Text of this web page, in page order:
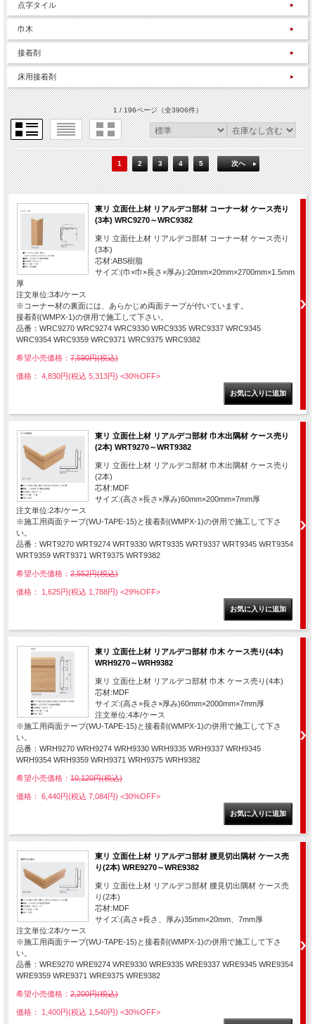
点字タイル
巾木
接着剤
床用接着剤
1 / 196ページ（全3906件）
1 2 3 4 5 次へ
東リ 立面仕上材 リアルデコ部材 コーナー材 ケース売り
(3本) WRC9270～WRC9382
東リ 立面仕上材 リアルデコ部材 コーナー材 ケース売り
(3本)
芯材:ABS樹脂
サイズ:(巾×巾×長さ×厚み):20mm×20mm×2700mm×1.5mm
厚
注文単位:3本/ケース
※コーナー材の裏面には、あらかじめ両面テープが付いています。
接着剤(WMPX-1)の併用で施工して下さい。
品番：WRC9270 WRC9274 WRC9330 WRC9335 WRC9337 WRC9345
WRC9354 WRC9359 WRC9371 WRC9375 WRC9382
希望小売価格： 7,590円(税込)
価格： 4,830円(税込 5,313円) <30%OFF>
東リ 立面仕上材 リアルデコ部材 巾木出隅材 ケース売り
(2本) WRT9270～WRT9382
東リ 立面仕上材 リアルデコ部材 巾木出隅材 ケース売り
(2本)
芯材:MDF
サイズ:(高さ×長さ×厚み)60mm×200mm×7mm厚
注文単位:2本/ケース
※施工用両面テープ(WU-TAPE-15)と接着剤(WMPX-1)の併用で施工して下さ
い。
品番：WRT9270 WRT9274 WRT9330 WRT9335 WRT9337 WRT9345 WRT9354
WRT9359 WRT9371 WRT9375 WRT9382
希望小売価格： 2,552円(税込)
価格： 1,625円(税込 1,788円) <29%OFF>
東リ 立面仕上材 リアルデコ部材 巾木 ケース売り(4本)
WRH9270～WRH9382
東リ 立面仕上材 リアルデコ部材 巾木 ケース売り(4本)
芯材:MDF
サイズ:(高さ×長さ×厚み)60mm×2000mm×7mm厚
注文単位:4本/ケース
※施工用両面テープ(WU-TAPE-15)と接着剤(WMPX-1)の併用で施工して下さ
い。
品番：WRH9270 WRH9274 WRH9330 WRH9335 WRH9337 WRH9345
WRH9354 WRH9359 WRH9371 WRH9375 WRH9382
希望小売価格： 10,120円(税込)
価格： 6,440円(税込 7,084円) <30%OFF>
東リ 立面仕上材 リアルデコ部材 腰見切出隅材 ケース売
り(2本) WRE9270～WRE9382
東リ 立面仕上材 リアルデコ部材 腰見切出隅材 ケース売
り(2本)
芯材:MDF
サイズ:(高さ×長さ、厚み)35mm×20mm、7mm厚
注文単位:2本/ケース
※施工用両面テープ(WU-TAPE-15)と接着剤(WMPX-1)の併用で施工して下さ
い。
品番：WRE9270 WRE9274 WRE9330 WRE9335 WRE9337 WRE9345 WRE9354
WRE9359 WRE9371 WRE9375 WRE9382
希望小売価格： 2,200円(税込)
価格： 1,400円(税込 1,540円) <30%OFF>